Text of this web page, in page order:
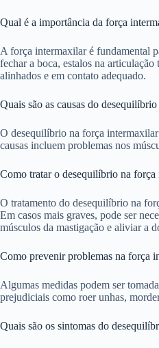
Qual é a importância da força
A força intermaxilar é fundamental
fechar a boca, estalos na
alinhados e em contato adequado.
Quais são as causas do
O desequilíbrio na força
causas incluem problemas nos
Como tratar o desequilíbrio na força
O tratamento do desequilíbrio na
Em casos mais graves, pode ser
músculos da mastigação e aliviar a
Como prevenir problemas na força
Algumas medidas podem ser
prejudiciais como roer unhas,
Quais são os sintomas do